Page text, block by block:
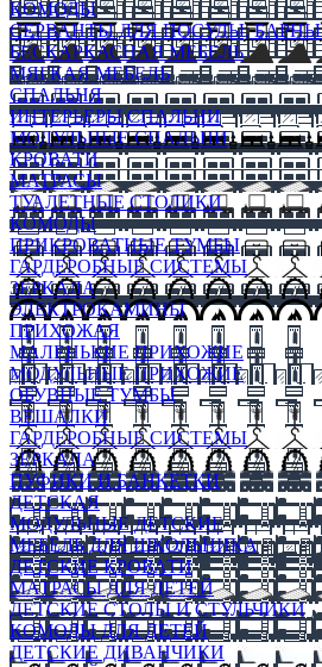
КОМОДЫ
СЕРВАНТЫ ДЛЯ ПОСУДЫ,
БЕСКАРКАСНАЯ МЕБЕЛЬ
МЯГКАЯ МЕБЕЛЬ
СПАЛЬНЯ
ИНТЕРЬЕРЫ СПАЛЬНИ
МОДУЛЬНЫЕ СПАЛЬНИ
КРОВАТИ
МАТРАСЫ
ТУАЛЕТНЫЕ СТОЛИКИ
КОМОДЫ
ПРИКРОВАТНЫЕ ТУМБЫ
ГАРДЕРОБНЫЕ СИСТЕМЫ
ЗЕРКАЛА
ЭЛЕКТРОКАМИНЫ
ПРИХОЖАЯ
МАЛЕНЬКИЕ ПРИХОЖИЕ
МОДУЛЬНЫЕ ПРИХОЖИЕ
ОБУВНЫЕ ТУМБЫ
ВЕШАЛКИ
ГАРДЕРОБНЫЕ СИСТЕМЫ
ЗЕРКАЛА
ПУФИКИ И БАНКЕТКИ
ДЕТСКАЯ
МОДУЛЬНЫЕ ДЕТСКИЕ
МЕБЕЛЬ ДЛЯ ШКОЛЬНИКА
ДЕТСКИЕ КРОВАТИ
МАТРАСЫ ДЛЯ ДЕТЕЙ
ДЕТСКИЕ СТОЛЫ И СТУЛЬЧИКИ
КОМОДЫ ДЛЯ ДЕТЕЙ
ДЕТСКИЕ ДИВАНЧИКИ